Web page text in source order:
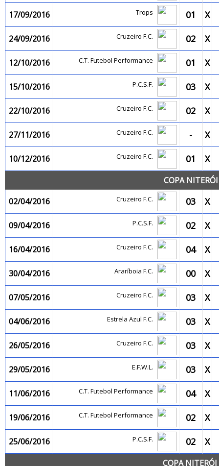
17/09/2016 Trops 01 X
24/09/2016 Cruzeiro F.C. 02 X
12/10/2016 C.T. Futebol Performance 01 X
15/10/2016 P.C.S.F. 03 X
22/10/2016 Cruzeiro F.C. 02 X
27/11/2016 Cruzeiro F.C. - X
10/12/2016 Cruzeiro F.C. 01 X
COPA
02/04/2016
Cruzeiro F.C. 03 X
09/04/2016 P.C.S.F. 02 X
16/04/2016 Cruzeiro F.C. 04 X
30/04/2016 Araríboia F.C. 00 X
07/05/2016 Cruzeiro F.C. 03 X
04/06/2016 Estrela Azul F.C. 03 X
26/05/2016 Cruzeiro F.C. 03 X
29/05/2016 E.F.W.L. 03 X
11/06/2016 C.T. Futebol Performance 04 X
19/06/2016 C.T. Futebol Performance 02 X
25/06/2016 P.C.S.F. 02 X
COPA